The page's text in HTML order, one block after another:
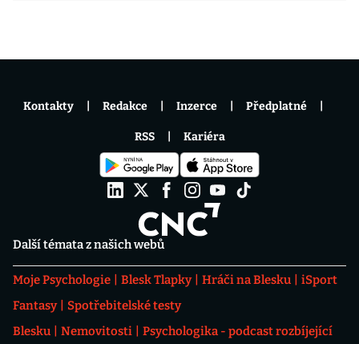
Další témata z našich webů
Moje Psychologie Blesk Tlapky Hráči na Blesku
iSport
Fantasy
Spotřebitelské testy
Blesku
Nemovitosti
Psychologika - podcast rozbíjející
Kontakty Redakce Inzerce Předplatné
RSS Kariéra